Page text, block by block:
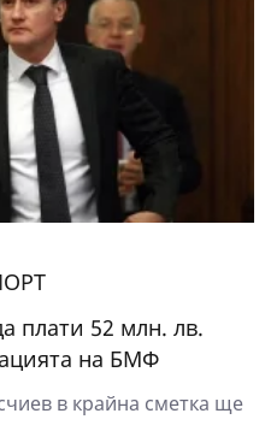
плати 52 млн. лв.
на БМФ
в крайна сметка ще